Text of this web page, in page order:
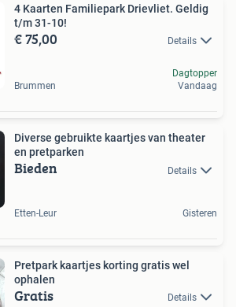
4 Kaarten Familiepark Drievliet. Geldig
t/m 31-10!
€ 75,00 Details
Brummen
Dagtopper
Vandaag
Diverse gebruikte kaartjes van theater
en pretparken
Bieden Details
Etten-Leur Gisteren
Pretpark kaartjes korting gratis wel
ophalen
Gratis Details